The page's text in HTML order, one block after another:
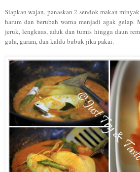
Siapkan wajan, panaskan 2 sendok makan
harum dan berubah warna menjadi agak gelap.
jeruk, lengkuas, aduk dan tumis hingga daun
gula, garam, dan kaldu bubuk jika pakai.